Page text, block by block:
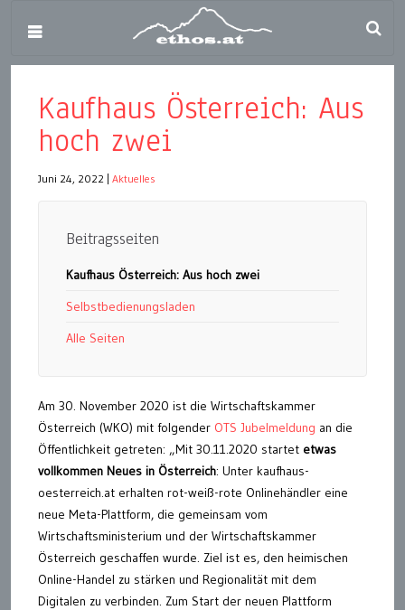
Kaufhaus Österreich: Aus
hoch zwei
Juni 24, 2022 Aktuelles
Beitragsseiten
Kaufhaus Österreich: Aus hoch zwei
Selbstbedienungsladen
Alle Seiten
Am 30. November 2020 ist die Wirtschaftskammer
Österreich (WKO) mit folgender OTS Jubelmeldung an die
Öffentlichkeit getreten: „Mit 30.11.2020 startet etwas
vollkommen Neues in Österreich: Unter kaufhaus-
oesterreich.at erhalten rot-weiß-rote Onlinehändler eine
neue Meta-Plattform, die gemeinsam vom
Wirtschaftsministerium und der Wirtschaftskammer
Österreich geschaffen wurde. Ziel ist es, den heimischen
Online-Handel zu stärken und Regionalität mit dem
Digitalen zu verbinden. Zum Start der neuen Plattform